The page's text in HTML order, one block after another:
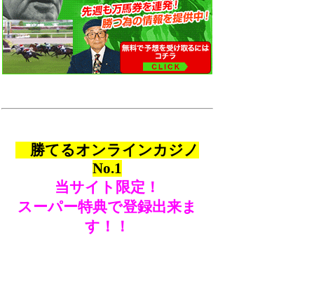
勝てるオンラインカジノ
No.1
当サイト限定！
スーパー特典で登録出来ま
す！！